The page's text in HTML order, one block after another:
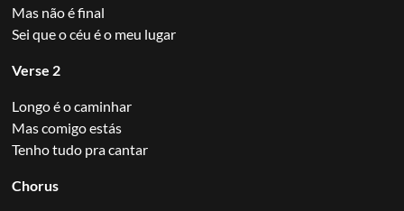
Mas não é final
Sei que o céu é o meu lugar
Verse 2
Longo é o caminhar
Mas comigo estás
Tenho tudo pra cantar
Chorus